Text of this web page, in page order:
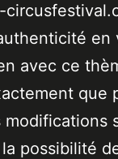
avec ce
que
modifications
possibilité